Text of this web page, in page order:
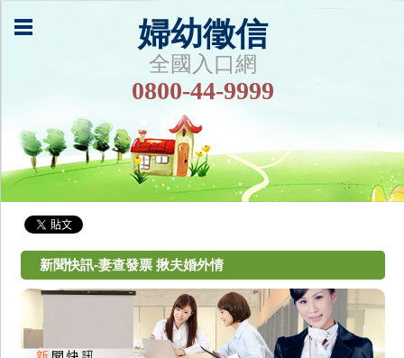
婦幼徵信
全國入口網
0800-44-9999
新聞快訊-妻查發票 揪夫婚外情